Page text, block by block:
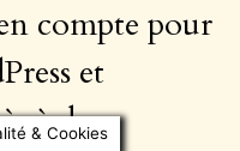
compte pour
et
à des
& Cookies